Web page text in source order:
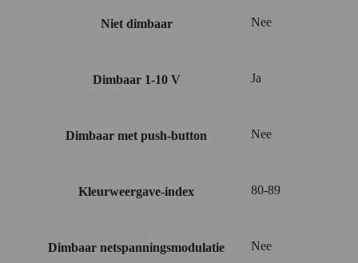
Niet dimbaar Nee
Dimbaar 1-10 V Ja
Dimbaar met push-button Nee
Kleurweergave-index 80-89
Dimbaar netspanningsmodulatie Nee